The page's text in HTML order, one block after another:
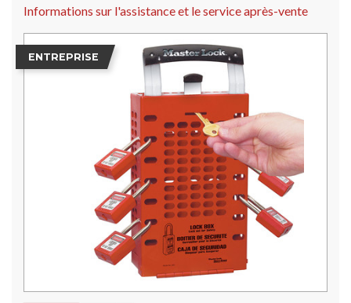
Informations sur l'assistance et le service après-vente
ENTREPRISE